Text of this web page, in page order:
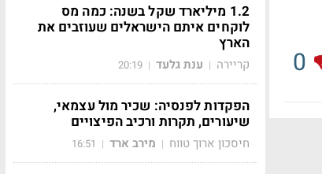
0
1.2 מיליארד שקל בשנה: כמה מס
לוקחים איתם הישראלים שעוזבים את
הארץ
קריירה | ענת גלעד |
20:19
הפקדות לפנסיה: שכיר מול עצמאי,
שיעורים, תקרות ורכיב הפיצויים
חיסכון ארוך טווח | מירב ארד |
16:51